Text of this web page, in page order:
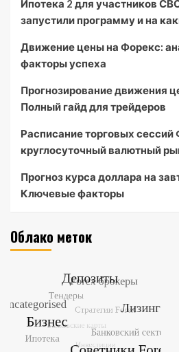
Ипотека 2 для участников
запустили программу и на
Движение цены на Форекс:
факторы успеха
Прогнозирование движения
Полный гайд для трейдеров
Расписание торговых сессий
круглосуточный валютный
Прогноз курса доллара на
Ключевые факторы
Облако меток